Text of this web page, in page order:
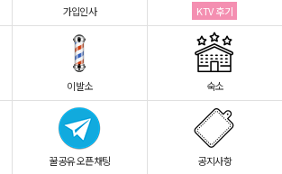
가입인사 KTV 후기
이발소 숙소
꿀공유 오픈채팅 공지사항